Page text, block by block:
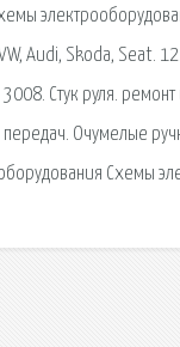
Audi, Skoda, Seat.
Стук руля.
Очумелые
Схемы